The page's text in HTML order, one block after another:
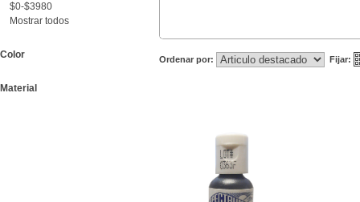
$0-$3980
Mostrar todos
Color
Material
Ordenar por: Fijar: